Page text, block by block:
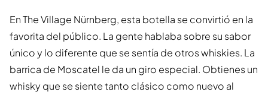
En The Village Nürnberg, esta botella se convirtió en la
favorita del público. La gente hablaba sobre su sabor
único y lo diferente que se sentía de otros whiskies. La
barrica de Moscatel le da un giro especial. Obtienes un
whisky que se siente tanto clásico como nuevo al